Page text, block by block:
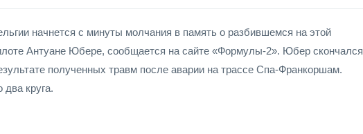
начнется с минуты молчания в память о разбившемся на этой
Антуане Юбере, сообщается на сайте «Формулы-2». Юбер скончался
полученных травм после аварии на трассе Спа-Франкоршам.
два круга.